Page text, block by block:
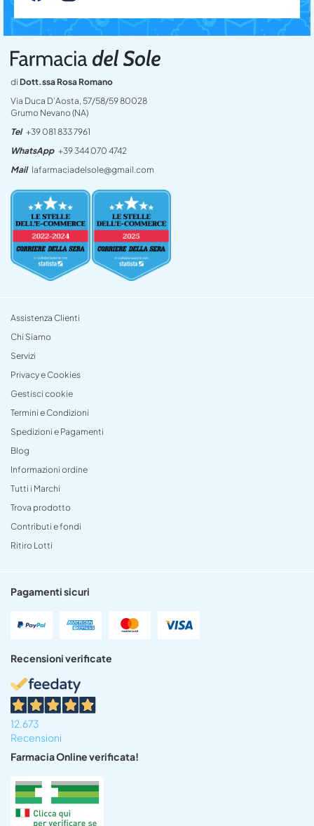
di Dott.ssa Rosa Romano
Via Duca D’Aosta, 57/58/59 80028
Grumo Nevano (NA)
Tel +39 081 833 7961
WhatsApp +39 344 070 4742
Mail lafarmaciadelsole@gmail.com
Assistenza Clienti
Chi Siamo
Servizi
Privacy e Cookies
Gestisci cookie
Termini e Condizioni
Spedizioni e Pagamenti
Blog
Informazioni ordine
Tutti i Marchi
Trova prodotto
Contributi e fondi
Ritiro Lotti
Pagamenti sicuri
Recensioni verificate
12.673
Recensioni
Farmacia Online verificata!